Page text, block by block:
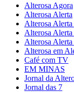
Alterosa Agora
Alterosa Alerta
Alterosa
Alterosa Alerta
Alterosa
Alterosa em
Café com TV
EM MINAS
Jornal da
Jornal das 7